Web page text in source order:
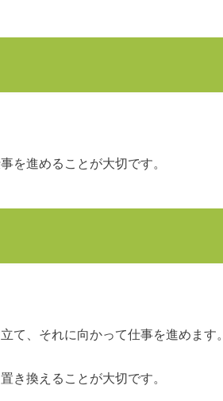
を進めることが大切です。
て、それに向かって仕事を進めます。
き換えることが大切です。